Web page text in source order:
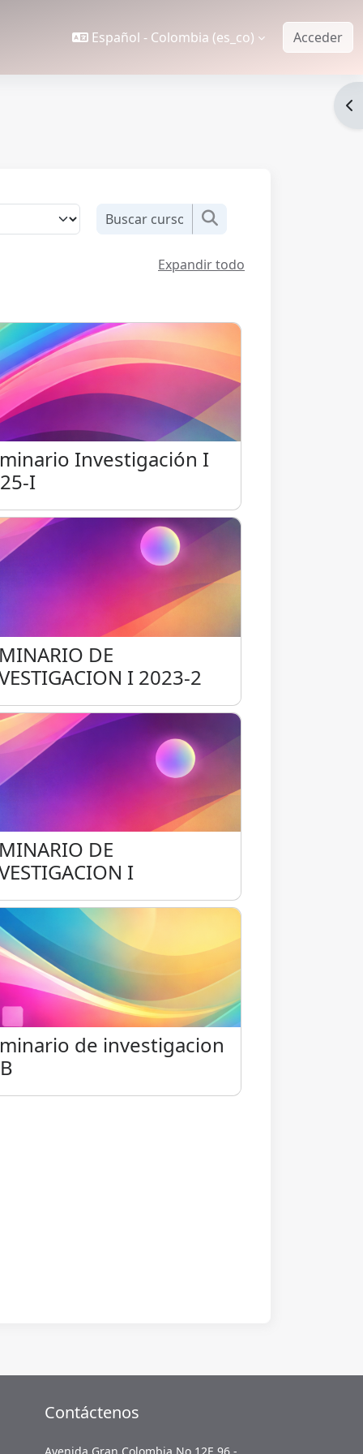
Español - Colombia ‎(es_co)‎ Acceder
Buscar cursos
Expandir todo
- 2025-IIInvestigación I 2025-I
Investigación I
I
DE INVESTIGACION I 2023-2
DE
I 2023-2
DE INVESTIGACION I
DE
I
de investigacion I - B
de investigacion
Contáctenos